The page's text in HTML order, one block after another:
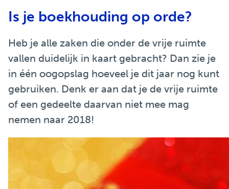
Is je boekhouding op orde?
Heb je alle zaken die onder de vrije ruimte
vallen duidelijk in kaart gebracht? Dan zie je
in één oogopslag hoeveel je dit jaar nog kunt
gebruiken. Denk er aan dat je de vrije ruimte
of een gedeelte daarvan niet mee mag
nemen naar 2018!